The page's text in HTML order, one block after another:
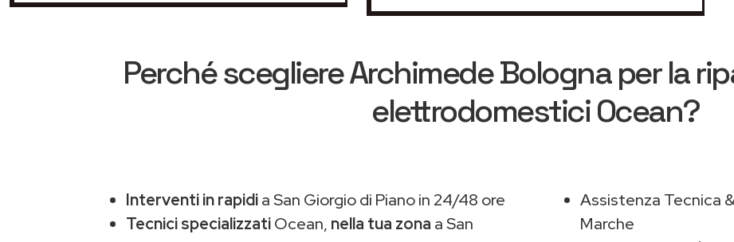
Perché scegliereArchimede Bolognaper la
elettrodomestici Ocean?
Interventi in rapidia San Giorgio di Piano in 24/48 ore
Tecnici specializzatiOcean, nella tua zona a San
Assistenza Tecnica
Marche